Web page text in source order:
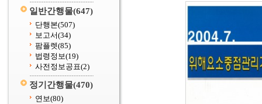
일반간행물(647)
단행본(507)
보고서(34)
팜플렛(85)
법령정보(19)
사전정보공표(2)
정기간행물(470)
연보(80)